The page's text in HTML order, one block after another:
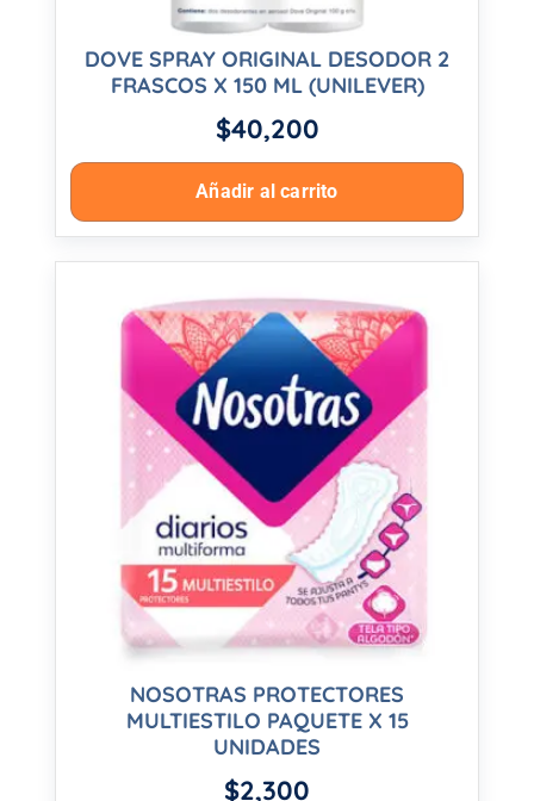
DOVE SPRAY ORIGINAL DESODOR 2
FRASCOS X 150 ML (UNILEVER)
$40,200
Añadir al carrito
NOSOTRAS PROTECTORES
MULTIESTILO PAQUETE X 15
UNIDADES
$2,300